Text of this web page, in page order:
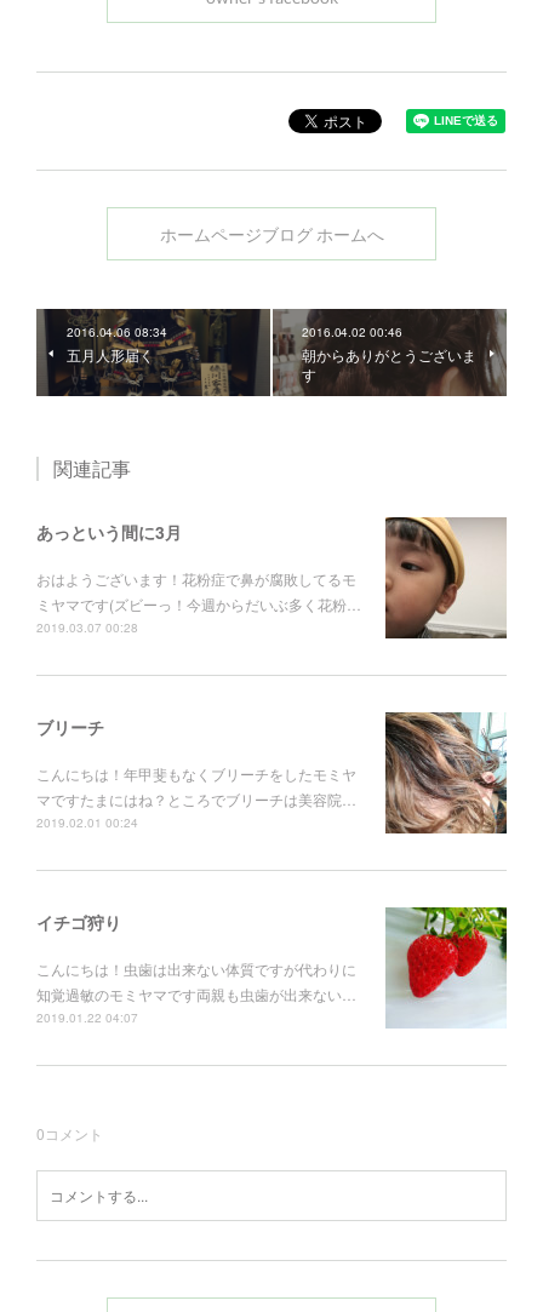
ホームページブログ ホームへ
2016.04.06 08:34
五月人形届く
2016.04.02 00:46
朝からありがとうございま
す
関連記事
あっという間に3月
おはようございます！花粉症で鼻が腐敗してるモ
ミヤマです(ズビーっ！今週からだいぶ多く花粉…
2019.03.07 00:28
ブリーチ
こんにちは！年甲斐もなくブリーチをしたモミヤ
マですたまにはね？ところでブリーチは美容院…
2019.02.01 00:24
イチゴ狩り
こんにちは！虫歯は出来ない体質ですが代わりに
知覚過敏のモミヤマです両親も虫歯が出来ない…
2019.01.22 04:07
0コメント